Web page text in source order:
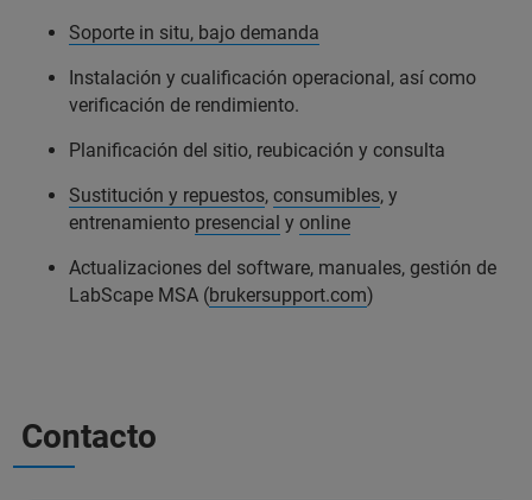
Soporte in situ, bajo demanda
Instalación y cualificación operacional, así como
verificación de rendimiento.
Planificación del sitio, reubicación y consulta
Sustitución y repuestos, consumibles, y
entrenamiento presencial y online
Actualizaciones del software, manuales, gestión de
LabScape MSA (brukersupport.com)
Contacto